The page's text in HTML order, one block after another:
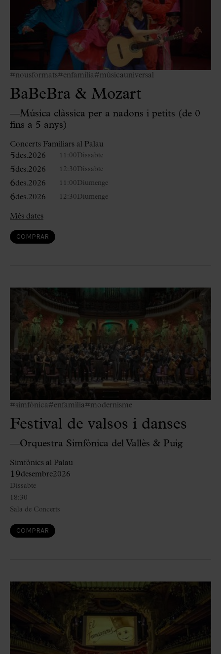
#nousformats#enfamília#músicauniversal
BaBeBra & Mozart
—Música clàssica per a nadons i petits (de 0
fins a 5 anys)
Concerts Familiars al Palau
5des.2026 11:00Dissabte
5des.2026 12:30Dissabte
6des.2026 11:00Diumenge
6des.2026 12:30Diumenge
Més dates
COMPRAR
#simfònica#enfamília#modernisme
Festival de valsos i danses
—Orquestra Simfònica del Vallès & Puig
Simfònics al Palau
19desembre2026
18:30
Dissabte
Sala de Concerts
COMPRAR